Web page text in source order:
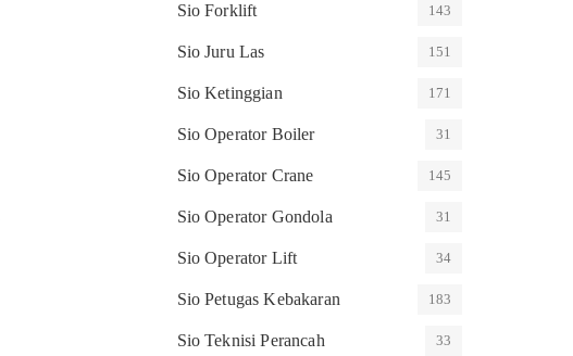
Sio Forklift 143
Sio Juru Las 151
Sio Ketinggian 171
Sio Operator Boiler 31
Sio Operator Crane 145
Sio Operator Gondola 31
Sio Operator Lift 34
Sio Petugas Kebakaran 183
Sio Teknisi Perancah 33